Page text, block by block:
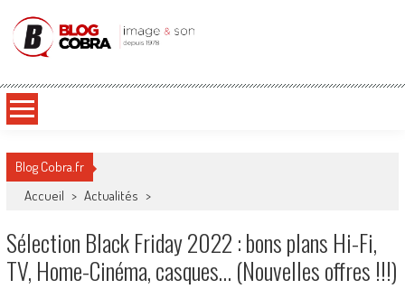
Blog Cobra
Blog Cobra.fr
Accueil > Actualités >
Sélection Black Friday 2022 : bons plans Hi-Fi,
TV, Home-Cinéma, casques… (Nouvelles offres !!!)